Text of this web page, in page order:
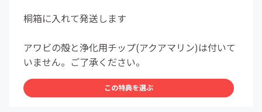
桐箱に入れて発送します
アワビの殻と浄化用チップ(アクアマリン)は付いて
いません。ご了承ください。
この特典を選ぶ